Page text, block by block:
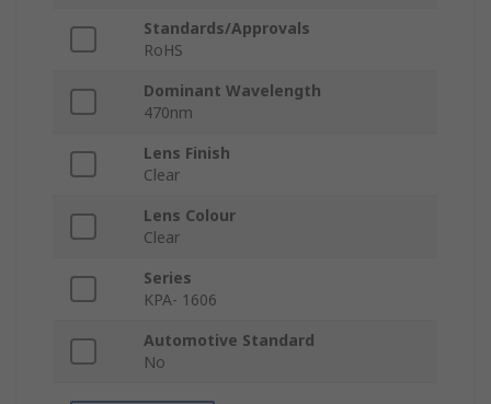
Standards/Approvals
RoHS
Dominant Wavelength
470nm
Lens Finish
Clear
Lens Colour
Clear
Series
KPA- 1606
Automotive Standard
No